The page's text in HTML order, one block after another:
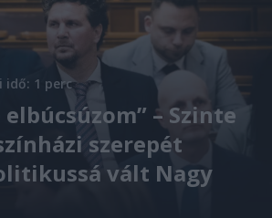
idő: 1 perc
elbúcsúzom” – Szinte
szerepét
vált Nagy